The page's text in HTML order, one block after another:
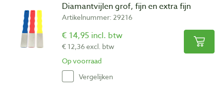
Diamantvijlen grof, fijn en extra fijn
Artikelnummer: 29216
€ 14,95 incl. btw
€ 12,36 excl. btw
Op voorraad
Vergelijken